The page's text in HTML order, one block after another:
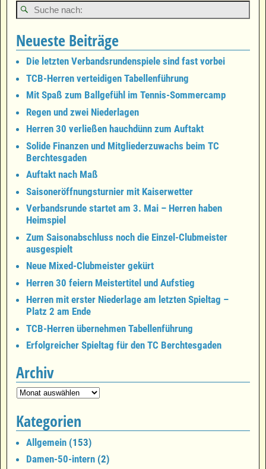
Neueste Beiträge
Die letzten Verbandsrundenspiele sind fast vorbei
TCB-Herren verteidigen Tabellenführung
Mit Spaß zum Ballgefühl im Tennis-Sommercamp
Regen und zwei Niederlagen
Herren 30 verließen hauchdünn zum Auftakt
Solide Finanzen und Mitgliederzuwachs beim TC
Berchtesgaden
Auftakt nach Maß
Saisoneröffnungsturnier mit Kaiserwetter
Verbandsrunde startet am 3. Mai – Herren haben
Heimspiel
Zum Saisonabschluss noch die Einzel-Clubmeister
ausgespielt
Neue Mixed-Clubmeister gekürt
Herren 30 feiern Meistertitel und Aufstieg
Herren mit erster Niederlage am letzten Spieltag –
Platz 2 am Ende
TCB-Herren übernehmen Tabellenführung
Erfolgreicher Spieltag für den TC Berchtesgaden
Archiv
Kategorien
Allgemein (153)
Damen-50-intern (2)